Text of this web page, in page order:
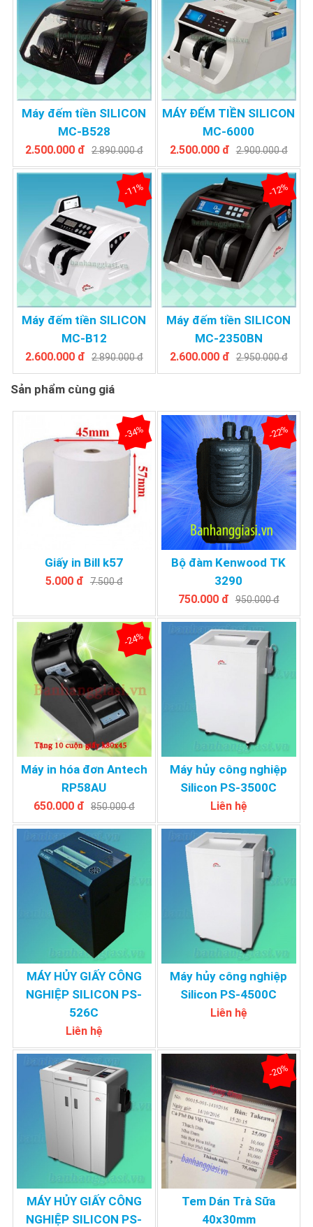
Máy đếm tiền SILICON
MC-B528
2.500.000 đ 2.890.000 đ
MÁY ĐẾM TIỀN SILICON
MC-6000
2.500.000 đ 2.900.000 đ
Máy đếm tiền SILICON
MC-B12
-11%
2.600.000 đ 2.890.000 đ
Máy đếm tiền SILICON
MC-2350BN
-12%
2.600.000 đ 2.950.000 đ
Sản phẩm cùng giá
Giấy in Bill k57
-34%
5.000 đ 7.500 đ
Bộ đàm Kenwood TK
3290
-22%
750.000 đ 950.000 đ
Máy in hóa đơn Antech
RP58AU
-24%
650.000 đ 850.000 đ
Máy hủy công nghiệp
Silicon PS-3500C
Liên hệ
MÁY HỦY GIẤY CÔNG
NGHIỆP SILICON PS-
526C
Liên hệ
Máy hủy công nghiệp
Silicon PS-4500C
Liên hệ
MÁY HỦY GIẤY CÔNG
NGHIỆP SILICON PS-
Tem Dán Trà Sữa
40x30mm
-20%